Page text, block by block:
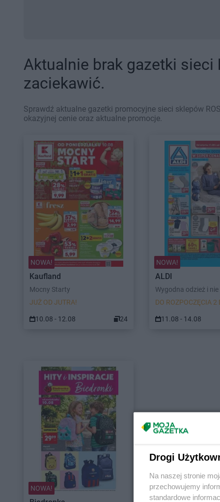
Aktualnie brak gazetki sieci
zaciekawić.
Sprawdź aktualne gazetki promocyjne sieci sklepów
okazyjnej cenie oraz aktualne promocje.
NOWA!
Kaufland
Mocny Starty
JUŻ OD JUTRA!
10.08 - 12.08 24
NOWA!
ALDI
Wygodna odzież i
DO ROZPOCZĘCIA 2
11.08 - 14.08
NOWA!
Drogi
Na naszej stronie
przechowujemy
standardowe